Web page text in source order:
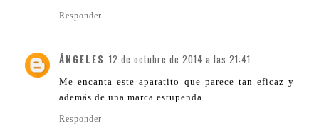
Responder
ÁNGELES 12 de octubre de 2014 a las 21:41
Me encanta este aparatito que parece tan eficaz y
además de una marca estupenda.
Responder